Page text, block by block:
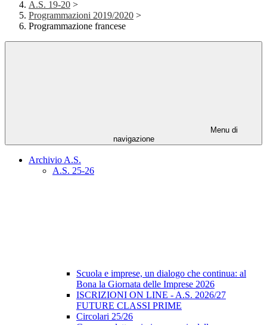
A.S. 19-20 >
Programmazioni 2019/2020 >
Programmazione francese
Menu di
navigazione
Archivio A.S.
A.S. 25-26
Scuola e imprese, un dialogo che continua: al
Bona la Giornata delle Imprese 2026
ISCRIZIONI ON LINE - A.S. 2026/27
FUTURE CLASSI PRIME
Circolari 25/26